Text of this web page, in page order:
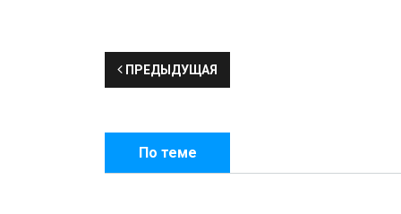
ПРЕДЫДУЩАЯ
По теме